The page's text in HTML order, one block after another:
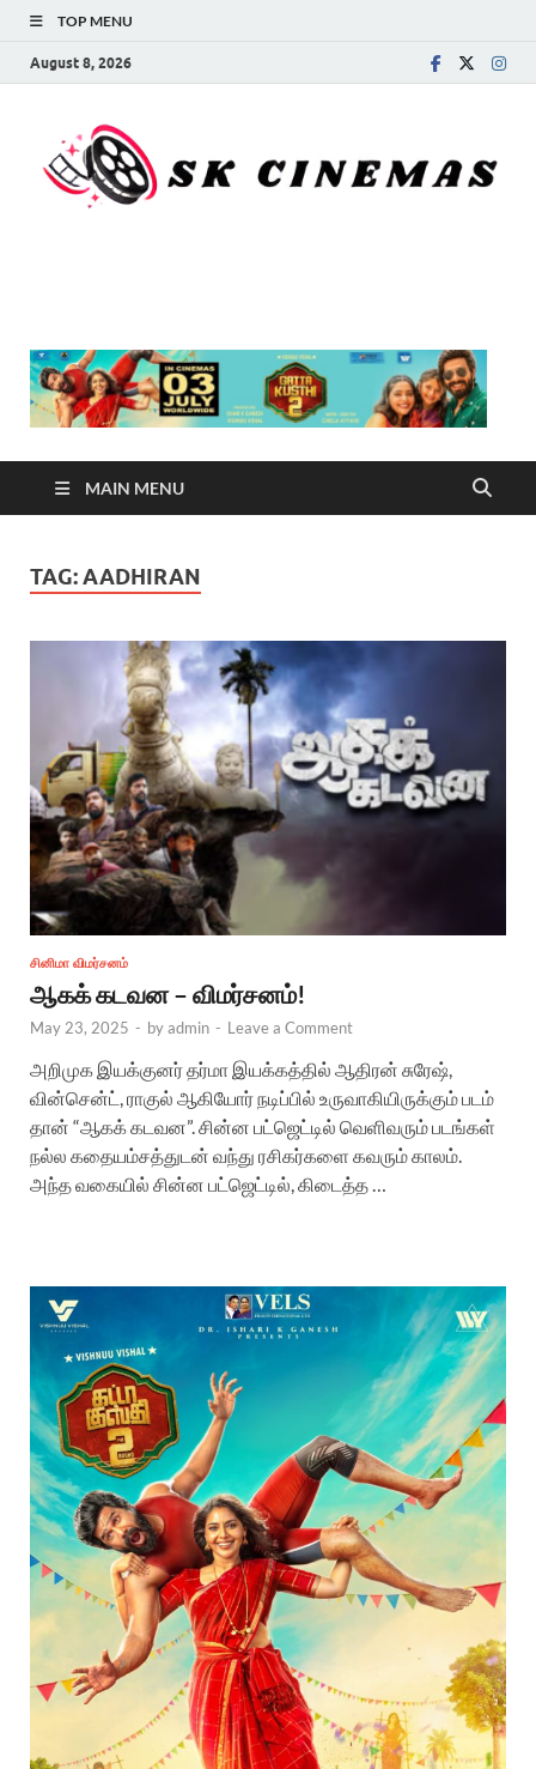
TOP MENU
August 8, 2026
MAIN MENU
TAG:AADHIRAN
சினிமா விமர்சனம்
ஆகக் கடவன – விமர்சனம்!
May 23, 2025 - byadmin - Leave a Comment
அறிமுக இயக்குனர் தர்மா இயக்கத்தில் ஆதிரன் சுரேஷ்,
வின்சென்ட், ராகுல் ஆகியோர் நடிப்பில் உருவாகியிருக்கும் படம்
தான் “ஆகக் கடவன”. சின்ன பட்ஜெட்டில் வெளிவரும் படங்கள்
நல்ல கதையம்சத்துடன் வந்து ரசிகர்களை கவரும் காலம்.
அந்த வகையில் சின்ன பட்ஜெட்டில், கிடைத்த …